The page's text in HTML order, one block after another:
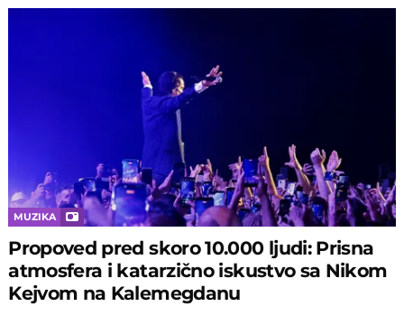
MUZIKA
Propoved pred skoro 10.000 ljudi: Prisna
atmosfera i katarzično iskustvo sa Nikom
Kejvom na Kalemegdanu